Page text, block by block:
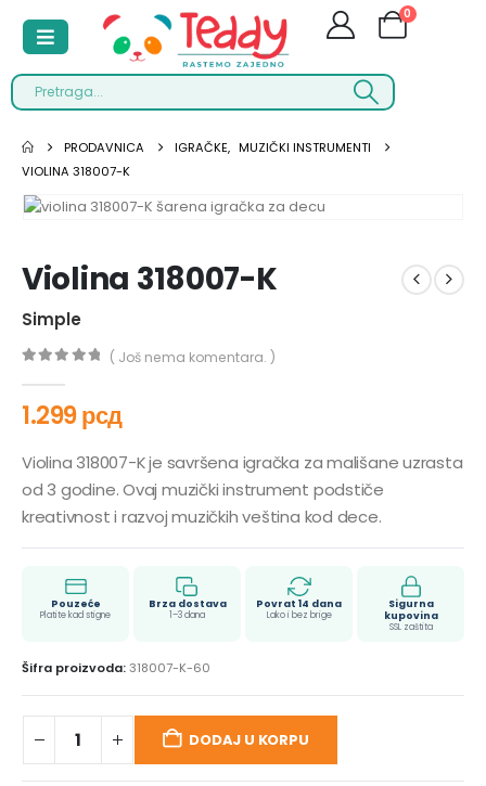
0
PRODAVNICA IGRAČKE, MUZIČKI INSTRUMENTI
VIOLINA 318007-K
Violina 318007-K
Simple
( Još nema komentara. )
1.299рсд
Violina 318007-K je savršena igračka za mališane uzrasta
od 3 godine. Ovaj muzički instrument podstiče
kreativnost i razvoj muzičkih veština kod dece.
Pouzeće
Platite kad stigne
Brza dostava
1–3 dana
Povrat 14 dana
Lako i bez brige
Sigurna
kupovina
SSL zaštita
Šifra proizvoda:318007-K-60
DODAJ U KORPU